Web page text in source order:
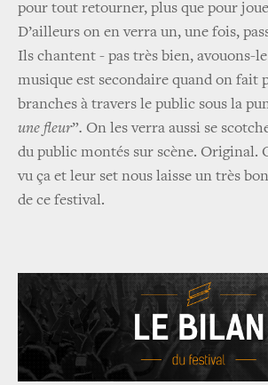
pour tout retourner, plus que pour
D’ailleurs on en verra un, une fois,
Ils chantent - pas très bien, avouons-
musique est secondaire quand on fait
branches à travers le public sous la
une fleur”. On les verra aussi se
du public montés sur scène. Original.
vu ça et leur set nous laisse un très
de ce festival.